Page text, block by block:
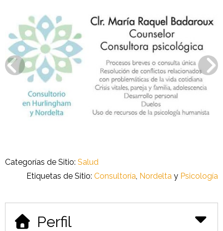
Categorías de Sitio: Salud
Etiquetas de Sitio: Consultoría Nordelta y Psicología
Perfil